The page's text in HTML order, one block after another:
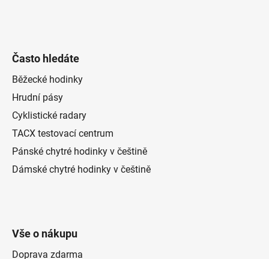
Často hledáte
Běžecké hodinky
Hrudní pásy
Cyklistické radary
TACX testovací centrum
Pánské chytré hodinky v češtině
Dámské chytré hodinky v češtině
Vše o nákupu
Doprava zdarma